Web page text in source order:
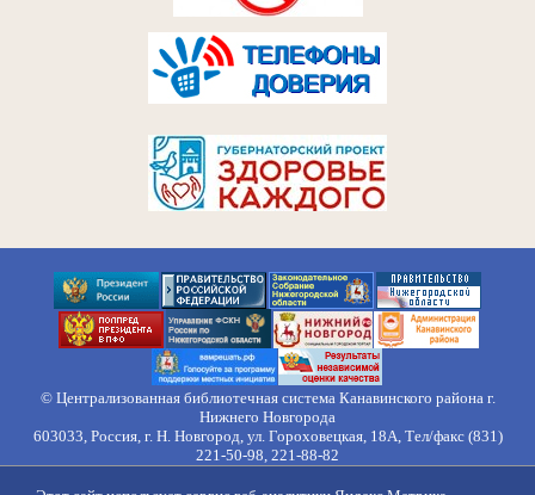
© Централизованная библиотечная система Канавинского района г.
Нижнего Новгорода
603033, Россия, г. Н. Новгород, ул. Гороховецкая, 18А, Тел/факс (831)
221-50-98, 221-88-82